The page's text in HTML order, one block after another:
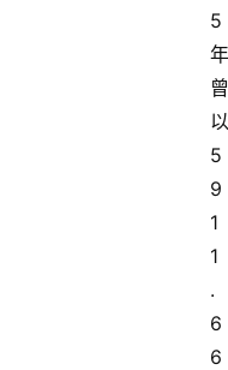
5
年
曾
以
5
9
1
1
.
6
6